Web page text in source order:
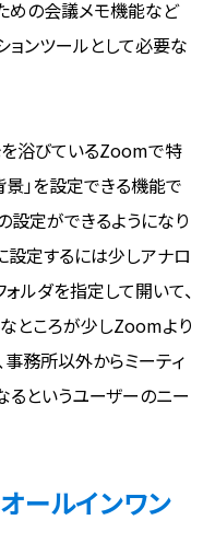
めの会議メモ機能など
ョンツールとして必要な
を浴びているZoomで特
」を設定できる機能で
設定ができるようになり
設定するには少しアナロ
ルダを指定して開いて、
ところが少しZoomより
務所以外からミーティ
るというユーザーのニー
ールインワン